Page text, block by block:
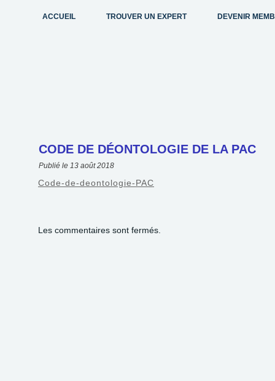
ACCUEIL TROUVER UN EXPERT DEVENIR
CODE DE DÉONTOLOGIE DE LA PAC
Publié le 13 août 2018
Code-de-deontologie-PAC
Les commentaires sont fermés.